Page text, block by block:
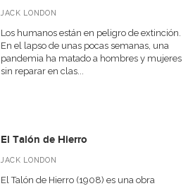
JACK LONDON
Los humanos están en peligro de extinción.
En el lapso de unas pocas semanas, una
pandemia ha matado a hombres y mujeres
sin reparar en clas...
El Talón de Hierro
JACK LONDON
El Talón de Hierro (1908) es una obra